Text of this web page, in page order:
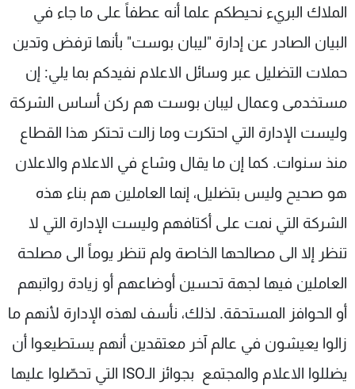
الملاك البريء نحيطكم علما أنه عطفاً على ما جاء في
البيان الصادر عن إدارة "ليبان بوست" بأنها ترفض وتدين
حملات التضليل عبر وسائل الاعلام نفيدكم بما يلي: إن
مستخدمی وعمال ليبان بوست هم ركن أساس الشركة
وليست الإدارة التي احتكرت وما زالت تحتكر هذا القطاع
منذ سنوات. كما إن ما يقال وشاع في الاعلام والاعلان
هو صحيح وليس بتضليل، إنما العاملين هم بناء هذه
الشركة التي نمت على أكتافهم وليست الإدارة التي لا
تنظر إلا الى مصالحها الخاصة ولم تنظر يوماً الى مصلحة
العاملين فيها لجهة تحسين أوضاعهم أو زيادة رواتبهم
أو الحوافز المستحقة. لذلك، نأسف لهذه الإدارة لأنهم ما
زالوا يعيشون في عالم آخر معتقدين أنهم يستطيعوا أن
يضللوا الاعلام والمجتمع بجوائز الـISO التي تحصّلوا عليها
الإنـتـاج
تواصل معنا
سياسة الخصوصية